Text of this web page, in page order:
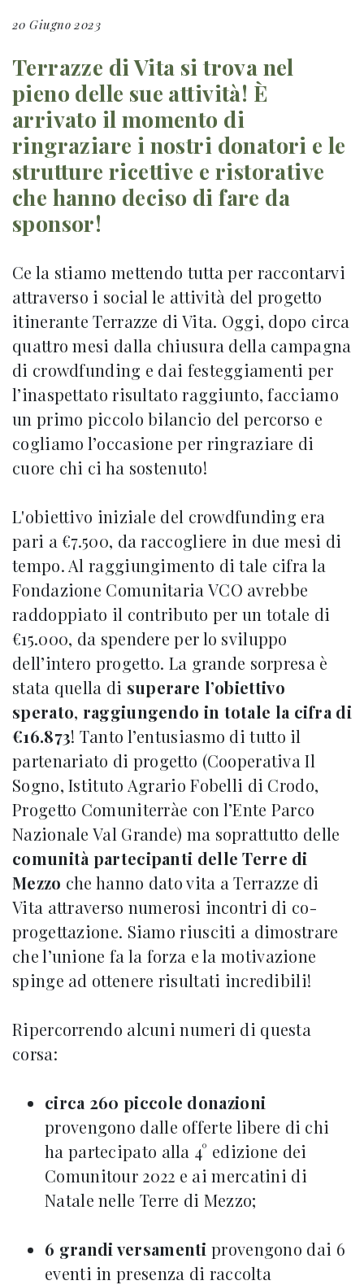
20 Giugno 2023
Terrazze di Vita si trova nel
pieno delle sue attività! È
arrivato il momento di
ringraziare i nostri donatori e le
strutture ricettive e ristorative
che hanno deciso di fare da
sponsor!
Ce la stiamo mettendo tutta per raccontarvi
attraverso i social le attività del progetto
itinerante Terrazze di Vita. Oggi, dopo circa
quattro mesi dalla chiusura della campagna
di crowdfunding e dai festeggiamenti per
l’inaspettato risultato raggiunto, facciamo
un primo piccolo bilancio del percorso e
cogliamo l’occasione per ringraziare di
cuore chi ci ha sostenuto!
L'obiettivo iniziale del crowdfunding era
pari a €7.500, da raccogliere in due mesi di
tempo. Al raggiungimento di tale cifra la
Fondazione Comunitaria VCO avrebbe
raddoppiato il contributo per un totale di
€15.000, da spendere per lo sviluppo
dell’intero progetto. La grande sorpresa è
stata quella di superare l’obiettivo
sperato, raggiungendo in totale la cifra di
€16.873! Tanto l’entusiasmo di tutto il
partenariato di progetto (Cooperativa Il
Sogno, Istituto Agrario Fobelli di Crodo,
Progetto Comuniterràe con l’Ente Parco
Nazionale Val Grande) ma soprattutto delle
comunità partecipanti delle Terre di
Mezzo che hanno dato vita a Terrazze di
Vita attraverso numerosi incontri di co-
progettazione. Siamo riusciti a dimostrare
che l’unione fa la forza e la motivazione
spinge ad ottenere risultati incredibili!
Ripercorrendo alcuni numeri di questa
corsa:
circa 260 piccole donazioni
provengono dalle offerte libere di chi
ha partecipato alla 4° edizione dei
Comunitour 2022 e ai mercatini di
Natale nelle Terre di Mezzo;
6 grandi versamenti provengono dai 6
eventi in presenza di raccolta